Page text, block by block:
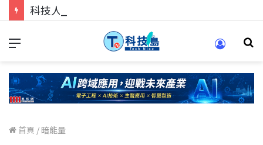
首頁 / 暗能量